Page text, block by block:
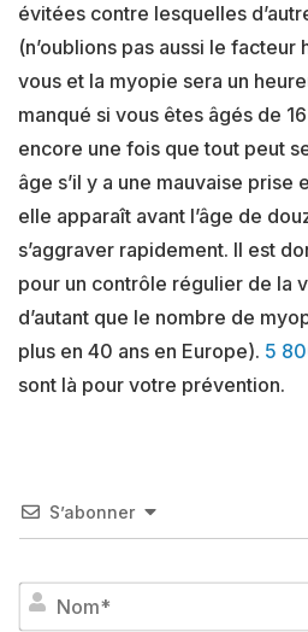
évitées contre lesquelles
(n’oublions pas aussi le
vous et la myopie sera un
manqué si vous êtes âgés de
encore une fois que tout peut
âge s’il y a une mauvaise prise
elle apparaît avant l’âge de
s’aggraver rapidement. Il est
pour un contrôle régulier de la
d’autant que le nombre de
plus en 40 ans en Europe). 5
sont là pour votre prévention.
S’abonner